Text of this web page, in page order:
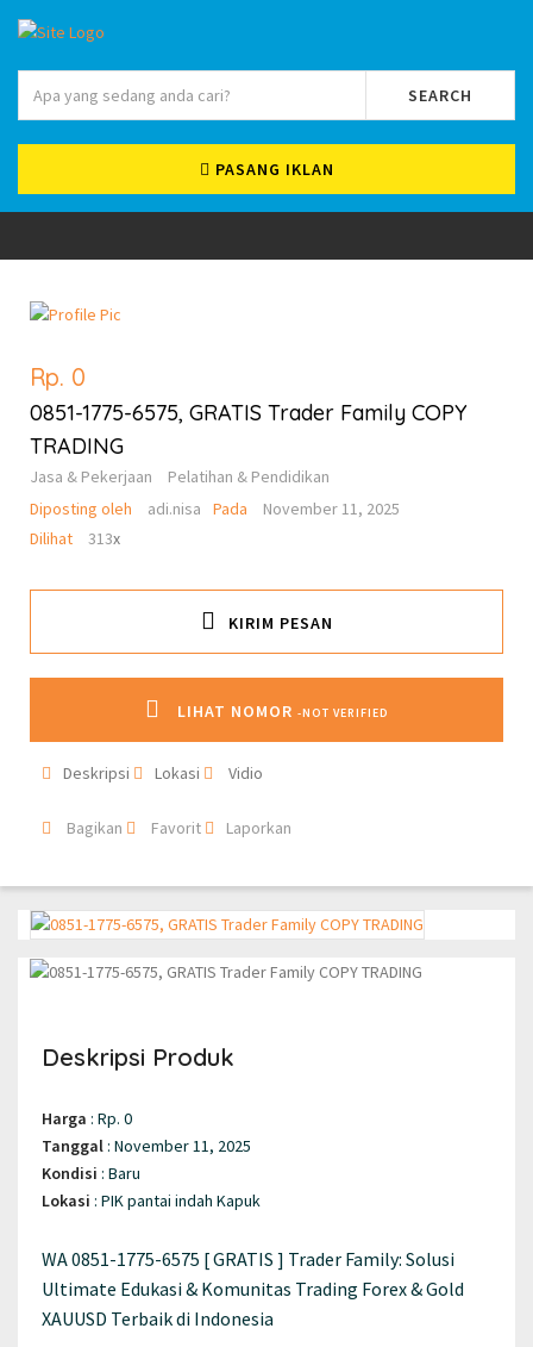
SEARCH
PASANG IKLAN
Rp. 0
0851-1775-6575, GRATIS Trader Family COPY
TRADING
Jasa & Pekerjaan
Pelatihan & Pendidikan
Diposting oleh
adi.nisa Pada
November 11, 2025
Dilihat
313x
KIRIM PESAN
LIHAT NOMOR -NOT VERIFIED
Deskripsi Lokasi Vidio
Bagikan Favorit Laporkan
Deskripsi Produk
Harga : Rp. 0
Tanggal : November 11, 2025
Kondisi : Baru
Lokasi : PIK pantai indah Kapuk
WA 0851-1775-6575 [ GRATIS ] Trader Family: Solusi
Ultimate Edukasi & Komunitas Trading Forex & Gold
XAUUSD Terbaik di Indonesia